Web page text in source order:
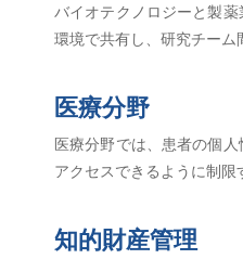
バイオテクノロジーと製
環境で共有し、研究チーム
医療分野
医療分野では、患者の個
アクセスできるように制限
知的財産管理